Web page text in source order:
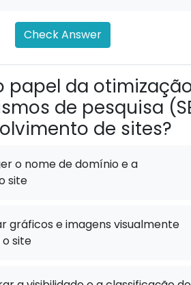
Check Answer
papel da
de pesquisa
de sites?
o nome de domínio e a
site
gráficos e imagens visualmente
site